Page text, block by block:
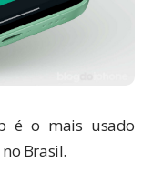
é o mais usado
Brasil.